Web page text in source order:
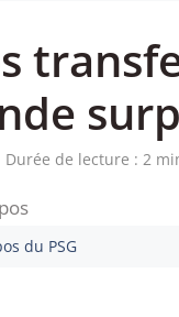
Durée de lecture : 2
du PSG